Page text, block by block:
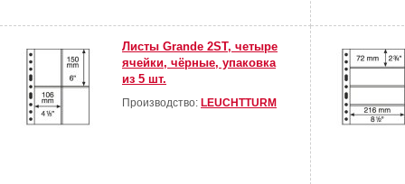
Листы Grande 2SТ, четыре
ячейки, чёрные, упаковка
из 5 шт.
Производство: LEUCHTTURM